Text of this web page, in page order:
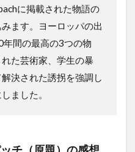
に掲載された物語の
ます。ヨーロッパの出
間の最高の3つの物
た芸術家、学生の暴
決された誘拐を強調し
ました。